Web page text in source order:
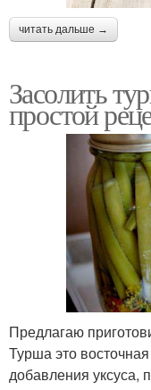
читать дальше →
Засолить
простой
Предлагаю
Турша это восточная
добавления уксуса,